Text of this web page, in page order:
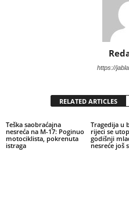
https://
RELATED ARTICLES
Teška saobraćajna
nesreća na M-17: Poginuo
motociklista, pokrenuta
istraga
Tragedija u
rijeci se
godišnji
nesreće još